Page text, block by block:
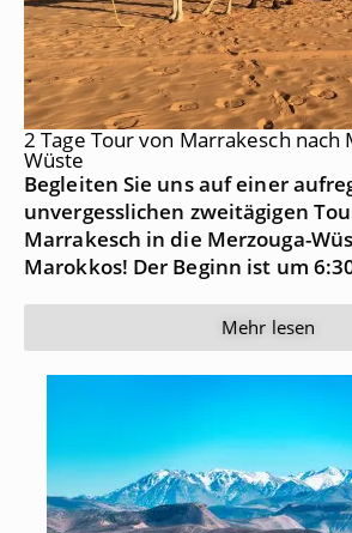
2 Tage Tour von Marrakesch nach
Wüste
Begleiten Sie uns auf einer
unvergesslichen zweitägigen
Marrakesch in die Merzouga-
Marokkos! Der Beginn ist um
Mehr lesen